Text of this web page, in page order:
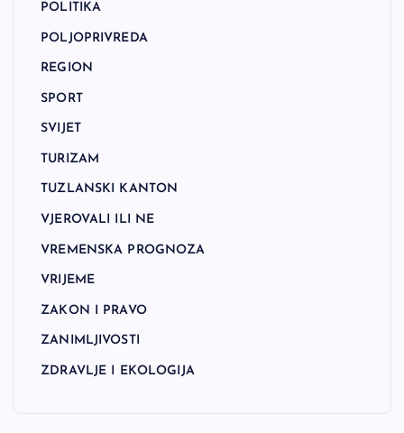
POLITIKA
POLJOPRIVREDA
REGION
SPORT
SVIJET
TURIZAM
TUZLANSKI KANTON
VJEROVALI ILI NE
VREMENSKA PROGNOZA
VRIJEME
ZAKON I PRAVO
ZANIMLJIVOSTI
ZDRAVLJE I EKOLOGIJA